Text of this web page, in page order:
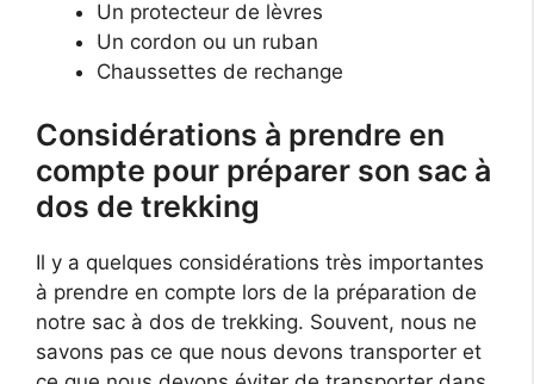
Un protecteur de lèvres
Un cordon ou un ruban
Chaussettes de rechange
Considérations à prendre en
compte pour préparer son sac à
dos de trekking
Il y a quelques considérations très importantes
à prendre en compte lors de la préparation de
notre sac à dos de trekking. Souvent, nous ne
savons pas ce que nous devons transporter et